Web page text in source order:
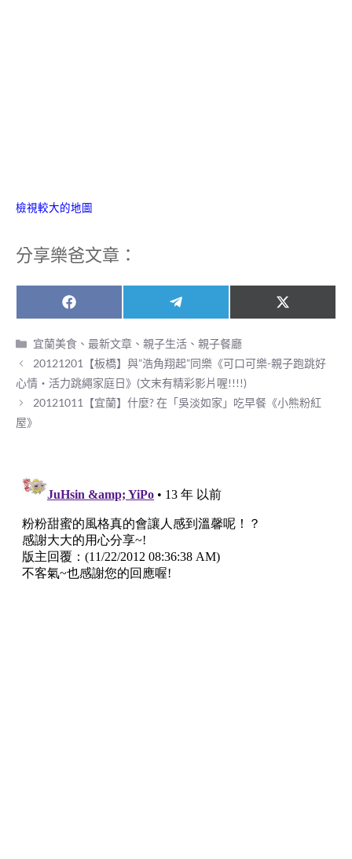
檢視較大的地圖
分享樂爸文章：
Share
on
F
a
c
e
b
o
o
k
Share
on
e
l
e
g
r
a
m
Share
on
X
(
i
t
e
分
類
宜蘭美食 、最新文章 、親子生活 、親子餐廳
20121201【板橋】與”浩角翔起”同樂《可口可樂-親子跑跳好
心情‧活力跳繩家庭日》(文末有精彩影片喔!!!!)
20121011【宜蘭】什麼? 在「吳淡如家」吃早餐《小熊粉紅
屋》